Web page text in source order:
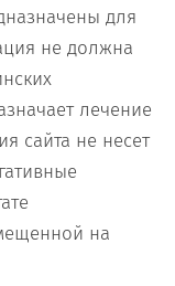
для
не должна
лечение
сайта не несет
на